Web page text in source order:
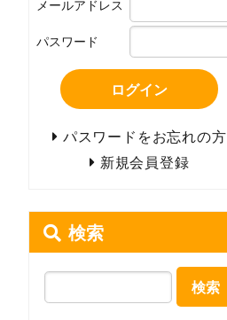
メールアドレス
パスワード
ログイン
パスワードをお忘れの方
新規会員登録
検索
検索